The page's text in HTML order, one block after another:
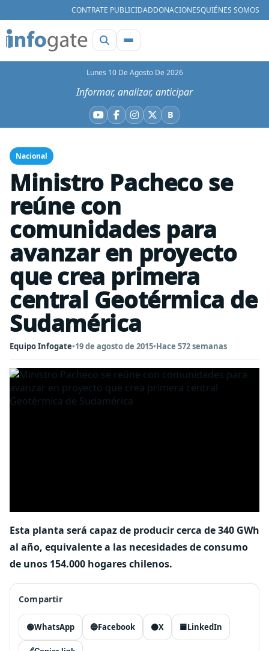
CONTRATE PUBLICIDADDONACIONESQUIÉNES SOMOS
Lunes 10 De Agosto De 2026
Informar, analizar, anticipar
YouTube
Facebook
Instagram
X BBluesky
Nacional
Ministro Pacheco se
reúne con
comunidades para
avanzar en proyecto
que crea primera
central Geotérmica de
Sudamérica
Equipo Infogate•19 de agosto de 2015•Hace 572 semanas
Esta planta será capaz de producir cerca de 340 GWh
al año, equivalente a las necesidades de consumo
de unos 154.000 hogares chilenos.
Compartir
🟢WhatsApp 🔵Facebook ⚫X 🟦LinkedIn